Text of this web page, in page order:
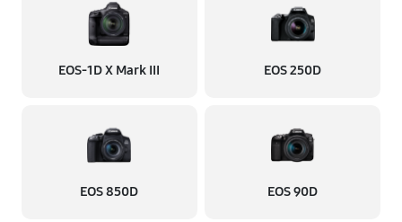
EOS‑1D X Mark III EOS 250D
EOS 850D EOS 90D